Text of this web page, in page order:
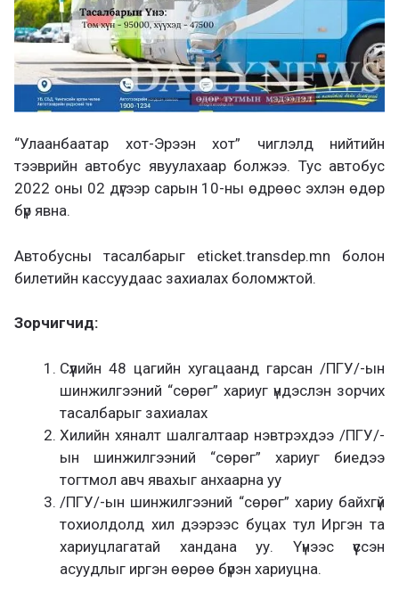
“Улаанбаатар хот-Эрээн хот” чиглэлд нийтийн
тээврийн автобус явуулахаар болжээ. Тус автобус
2022 оны 02 дүгээр сарын 10-ны өдрөөс эхлэн өдөр
бүр явна.
Автобусны тасалбарыг eticket.transdep.mn болон
билетийн кассуудаас захиалах боломжтой.
Зорчигчид:
Сүүлийн 48 цагийн хугацаанд гарсан /ПГУ/-ын
шинжилгээний “сөрөг” хариуг үндэслэн зорчих
тасалбарыг захиалах
Хилийн хяналт шалгалтаар нэвтрэхдээ /ПГУ/-
ын шинжилгээний “сөрөг” хариуг биедээ
тогтмол авч явахыг анхаарна уу
/ПГУ/-ын шинжилгээний “сөрөг” хариу байхгүй
тохиолдолд хил дээрээс буцах тул Иргэн та
хариуцлагатай хандана уу. Үүнээс үүссэн
асуудлыг иргэн өөрөө бүрэн хариуцна.